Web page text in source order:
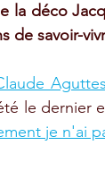
la déco
de savoir-
le dernier
je n'ai